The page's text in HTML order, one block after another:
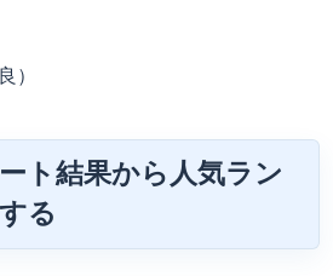
）
ト結果から人気ラン
る